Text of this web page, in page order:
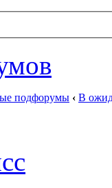
подфорумы ‹ В